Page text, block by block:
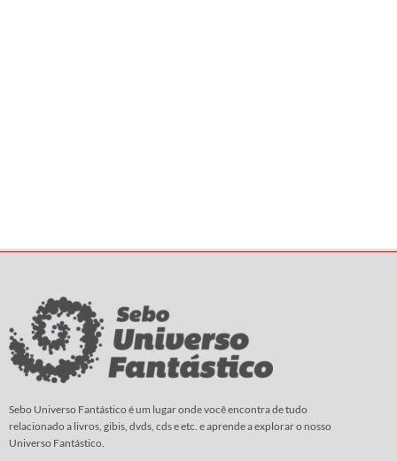
Sebo Universo Fantástico é um lugar onde você encontra de tudo
relacionado a livros, gibis, dvds, cds e etc. e aprende a explorar o nosso
Universo Fantástico.